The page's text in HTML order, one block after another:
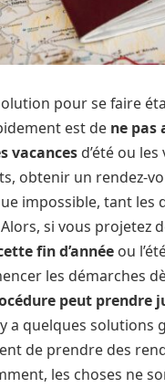
pour se faire
est de ne pas
vacances d’été ou les
obtenir un rendez-
impossible, tant les
si vous projetez
fin d’année ou
les démarches
peut prendre
a quelques solutions
de prendre des
les choses ne